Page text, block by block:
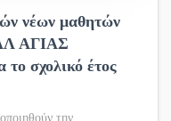
νέων μαθητών
ΑΓΙΑΣ
σχολικό έτος
την